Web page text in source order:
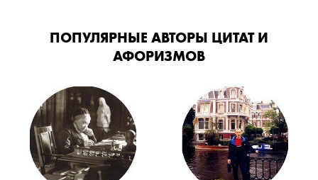
ПОПУЛЯРНЫЕ АВТОРЫ ЦИТАТ И
АФОРИЗМОВ